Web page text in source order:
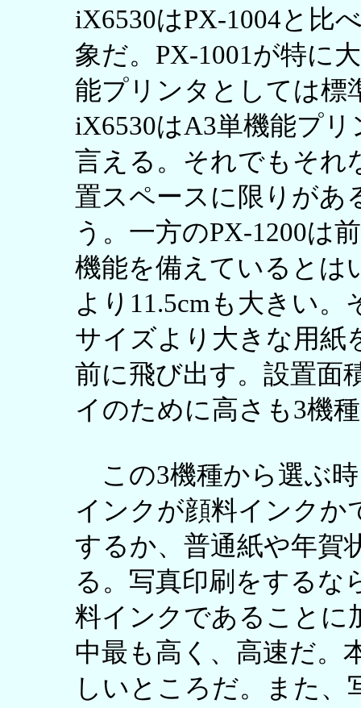
iX6530はPX-1004と比
象だ。PX-1001が特に
能プリンタとしては標
iX6530はA3単機能プ
言える。それでもそれ
置スペースに限りがあ
う。一方のPX-1200は
機能を備えているとは
より11.5cmも大きい
サイズより大きな用紙
前に飛び出す。設置面
イのために高さも3機
この3機種から選ぶ
インクが顔料インクか
するか、普通紙や年賀
る。写真印刷をするな
料インクであることに
中最も高く、高速だ。
しいところだ。また、